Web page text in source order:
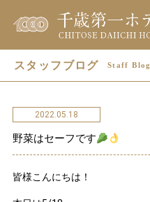
スタッフブログ Staff Blog
2022.05.18
野菜はセーフです
皆様こんにちは！